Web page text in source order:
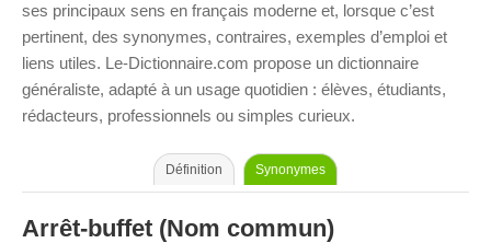
ses principaux sens en français moderne et, lorsque c’est
pertinent, des synonymes, contraires, exemples d’emploi et
liens utiles. Le-Dictionnaire.com propose un dictionnaire
généraliste, adapté à un usage quotidien : élèves, étudiants,
rédacteurs, professionnels ou simples curieux.
Définition Synonymes
Arrêt-buffet (Nom commun)